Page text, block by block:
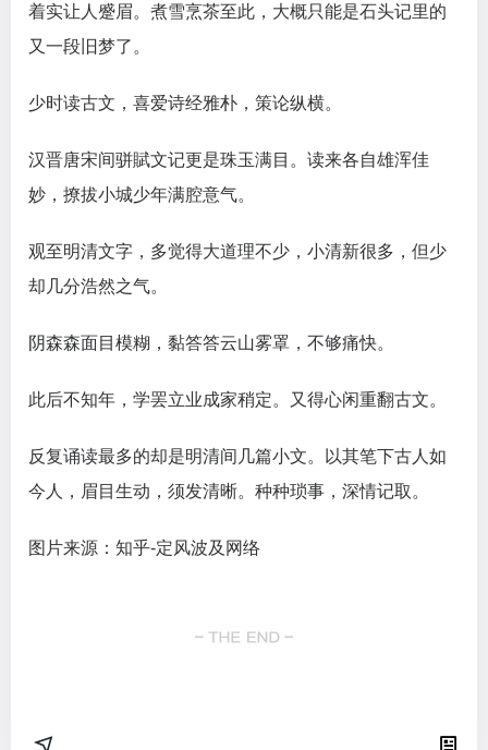
着实让人蹙眉。煮雪烹茶至此，大概只能是石头记里的
又一段旧梦了。
少时读古文，喜爱诗经雅朴，策论纵横。
汉晋唐宋间骈賦文记更是珠玉满目。读来各自雄浑佳
妙，撩拔小城少年满腔意气。
观至明清文字，多觉得大道理不少，小清新很多，但少
却几分浩然之气。
阴森森面目模糊，黏答答云山雾罩，不够痛快。
此后不知年，学罢立业成家稍定。又得心闲重翻古文。
反复诵读最多的却是明清间几篇小文。以其笔下古人如
今人，眉目生动，须发清晰。种种琐事，深情记取。
图片来源：知乎-定风波及网络